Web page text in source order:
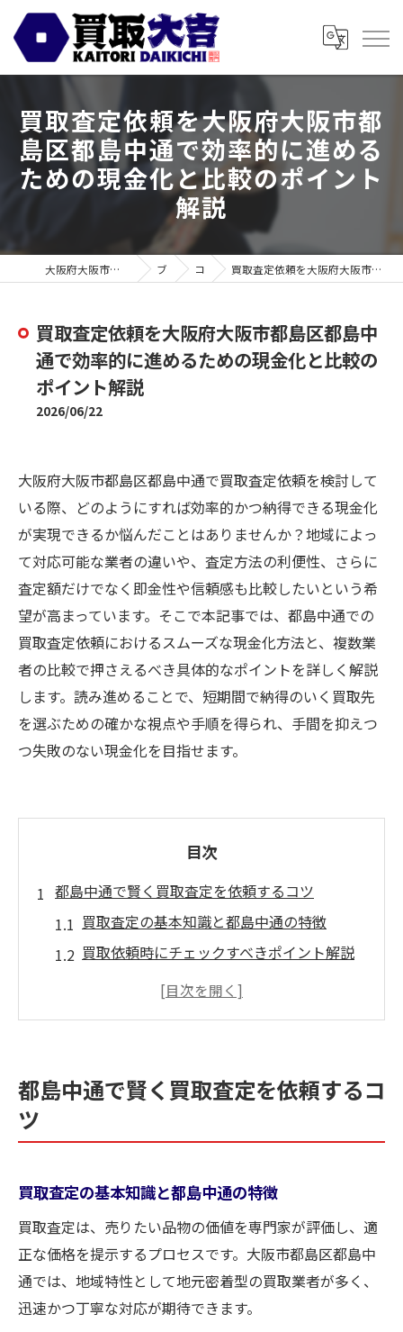
買取査定依頼を大阪府大阪市都
島区都島中通で効率的に進める
ための現金化と比較のポイント
解説
大阪府大阪市の買取なら買取大吉 スギ薬局都島毛馬店 ブログ コラム 買取査定依頼を大阪府大阪市都島区都島中通で効率的に進めるための現金化と比較のポイント解説
買取査定依頼を大阪府大阪市都島区都島中
通で効率的に進めるための現金化と比較の
ポイント解説
2026/06/22
大阪府大阪市都島区都島中通で買取査定依頼を検討して
いる際、どのようにすれば効率的かつ納得できる現金化
が実現できるか悩んだことはありませんか？地域によっ
て対応可能な業者の違いや、査定方法の利便性、さらに
査定額だけでなく即金性や信頼感も比較したいという希
望が高まっています。そこで本記事では、都島中通での
買取査定依頼におけるスムーズな現金化方法と、複数業
者の比較で押さえるべき具体的なポイントを詳しく解説
します。読み進めることで、短期間で納得のいく買取先
を選ぶための確かな視点や手順を得られ、手間を抑えつ
つ失敗のない現金化を目指せます。
目次
都島中通で賢く買取査定を依頼するコツ
買取査定の基本知識と都島中通の特徴
買取依頼時にチェックすべきポイント解説
納得できる買取先選びの判断基準を知る
買取依頼を効率化する現金化の進め方
スムーズな現金化につながる買取依頼方法
買取査定を早く進めるための実践ポイント
買取依頼で失敗しないための準備と手順
即金性を高める買取業者の選び方とは
複数業者と比較して納得の買取を実現
複数の買取査定を比較するメリットを解説
買取額だけでなく信頼性も比べる重要性
都島中通で賢く買取査定を依頼するコ
ツ
買取査定の基本知識と都島中通の特徴
買取査定は、売りたい品物の価値を専門家が評価し、適
正な価格を提示するプロセスです。大阪市都島区都島中
通では、地域特性として地元密着型の買取業者が多く、
迅速かつ丁寧な対応が期待できます。